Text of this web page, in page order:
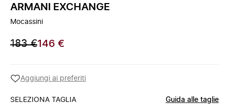
ARMANI EXCHANGE
Mocassini
183 €146 €
Aggiungi ai preferiti
SELEZIONA TAGLIA Guida alle taglie